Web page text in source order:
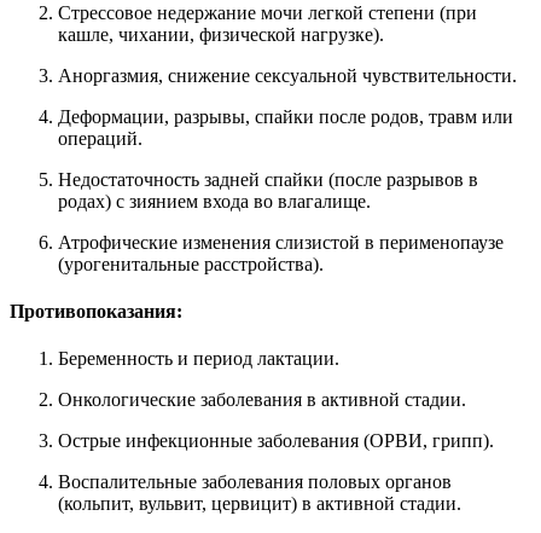
Стрессовое недержание мочи легкой степени (при
кашле, чихании, физической нагрузке).
Аноргазмия, снижение сексуальной чувствительности.
Деформации, разрывы, спайки после родов, травм или
операций.
Недостаточность задней спайки (после разрывов в
родах) с зиянием входа во влагалище.
Атрофические изменения слизистой в перименопаузе
(урогенитальные расстройства).
Противопоказания:
Беременность и период лактации.
Онкологические заболевания в активной стадии.
Острые инфекционные заболевания (ОРВИ, грипп).
Воспалительные заболевания половых органов
(кольпит, вульвит, цервицит) в активной стадии.